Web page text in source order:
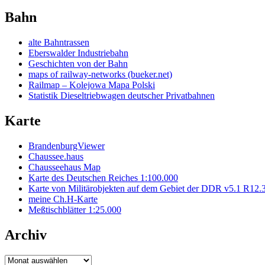
Bahn
alte Bahntrassen
Eberswalder Industriebahn
Geschichten von der Bahn
maps of railway-networks (bueker.net)
Railmap – Kolejowa Mapa Polski
Statistik Dieseltriebwagen deutscher Privatbahnen
Karte
BrandenburgViewer
Chaussee.haus
Chausseehaus Map
Karte des Deutschen Reiches 1:100.000
Karte von Militärobjekten auf dem Gebiet der DDR v5.1
meine Ch.H-Karte
Meßtischblätter 1:25.000
Archiv
Archiv